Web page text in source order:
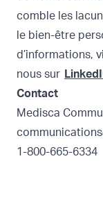
comble les
le bien-être
d’informations,
nous sur
Contact
Medisca
1-800-665-6334